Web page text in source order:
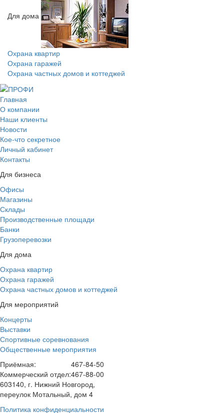
Для дома
Охрана квартир
Охрана гаражей
Охрана частных домов и коттеджей
Главная
О компании
Наши клиенты
Новости
Кое-что секретное
Личный кабинет
Контакты
Для бизнеса
Офисы
Магазины
Склады
Производственные площади
Банки
Грузоперевозки
Для дома
Охрана квартир
Охрана гаражей
Охрана частных домов и коттеджей
Для мероприятий
Концерты
Выставки
Спортивные соревнования
Общественные мероприятия
Приёмная:
467-84-50
Коммерческий отдел:467-88-00
603140, г. Нижний Новгород,
переулок Мотальный, дом 4
Политика конфиденциальности